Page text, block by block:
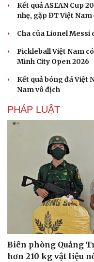
Văn hóa
Sân khấu - Điện ảnh
Văn học
Âm nhạc
Di sản
Kết quả ASEAN Cup
nhẹ, gặp ĐT Việt Nam
Cha của Lionel Messi
Pickleball Việt Nam
Minh City Open 2026
Kết quả bóng đá Việt
Nam vô địch
PHÁP LUẬT
Biên phòng Quảng
hơn 210 kg vật liệu